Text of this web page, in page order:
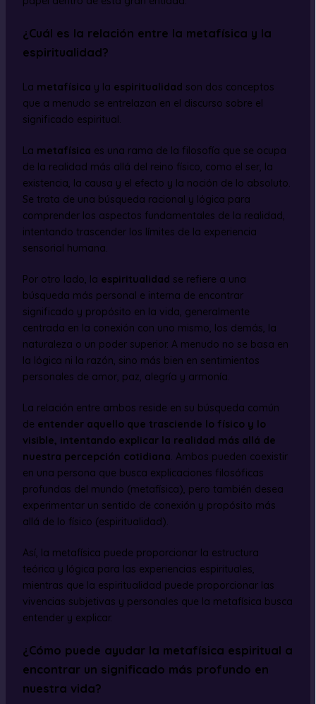
¿Cuál es la relación entre la metafísica y la
espiritualidad?
La metafísica y la espiritualidad son dos conceptos
que a menudo se entrelazan en el discurso sobre el
significado espiritual.
La metafísica es una rama de la filosofía que se ocupa
de la realidad más allá del reino físico, como el ser, la
existencia, la causa y el efecto y la noción de lo absoluto.
Se trata de una búsqueda racional y lógica para
comprender los aspectos fundamentales de la realidad,
intentando trascender los límites de la experiencia
sensorial humana.
Por otro lado, la espiritualidad se refiere a una
búsqueda más personal e interna de encontrar
significado y propósito en la vida, generalmente
centrada en la conexión con uno mismo, los demás, la
naturaleza o un poder superior. A menudo no se basa en
la lógica ni la razón, sino más bien en sentimientos
personales de amor, paz, alegría y armonía.
La relación entre ambos reside en su búsqueda común
de entender aquello que trasciende lo físico y lo
visible, intentando explicar la realidad más allá de
nuestra percepción cotidiana. Ambos pueden coexistir
en una persona que busca explicaciones filosóficas
profundas del mundo (metafísica), pero también desea
experimentar un sentido de conexión y propósito más
allá de lo físico (espiritualidad).
Así, la metafísica puede proporcionar la estructura
teórica y lógica para las experiencias espirituales,
mientras que la espiritualidad puede proporcionar las
vivencias subjetivas y personales que la metafísica busca
entender y explicar.
¿Cómo puede ayudar la metafísica espiritual a
encontrar un significado más profundo en
nuestra vida?